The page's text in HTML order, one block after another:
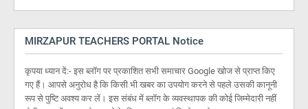
MIRZAPUR TEACHERS PORTAL Notice
कृपया ध्यान दें:- इस ब्लॉग पर प्रकाशित सभी समाचार Google खोज से प्राप्त किए
गए हैं। आपसे अनुरोध है कि किसी भी खबर का उपयोग करने से पहले उसकी कानूनी
रूप से पुष्टि अवश्य कर लें। इस संबंध में ब्लॉग के व्यवस्थापक की कोई जिम्मेदारी नहीं